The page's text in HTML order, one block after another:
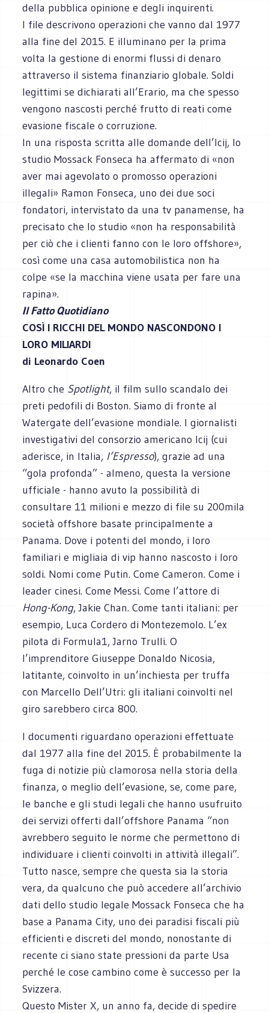
della pubblica opinione e degli inquirenti.
I file descrivono operazioni che vanno dal 1977
alla fine del 2015. E illuminano per la prima
volta la gestione di enormi flussi di denaro
attraverso il sistema finanziario globale. Soldi
legittimi se dichiarati all’Erario, ma che spesso
vengono nascosti perché frutto di reati come
evasione fiscale o corruzione.
In una risposta scritta alle domande dell’Icij, lo
studio Mossack Fonseca ha affermato di «non
aver mai agevolato o promosso operazioni
illegali» Ramon Fonseca, uno dei due soci
fondatori, intervistato da una tv panamense, ha
precisato che lo studio «non ha responsabilità
per ciò che i clienti fanno con le loro offshore»,
così come una casa automobilistica non ha
colpe «se la macchina viene usata per fare una
rapina».
Il Fatto Quotidiano
COSÌ I RICCHI DEL MONDO NASCONDONO I
LORO MILIARDI
di Leonardo Coen
Altro che Spotlight, il film sullo scandalo dei
preti pedofili di Boston. Siamo di fronte al
Watergate dell’evasione mondiale. I giornalisti
investigativi del consorzio americano Icij (cui
aderisce, in Italia, l’Espresso), grazie ad una
“gola profonda” - almeno, questa la versione
ufficiale - hanno avuto la possibilità di
consultare 11 milioni e mezzo di file su 200mila
società offshore basate principalmente a
Panama. Dove i potenti del mondo, i loro
familiari e migliaia di vip hanno nascosto i loro
soldi. Nomi come Putin. Come Cameron. Come i
leader cinesi. Come Messi. Come l’attore di
Hong-Kong, Jakie Chan. Come tanti italiani: per
esempio, Luca Cordero di Montezemolo. L’ex
pilota di Formula1, Jarno Trulli. O
l’imprenditore Giuseppe Donaldo Nicosia,
latitante, coinvolto in un’inchiesta per truffa
con Marcello Dell’Utri: gli italiani coinvolti nel
giro sarebbero circa 800.
I documenti riguardano operazioni effettuate
dal 1977 alla fine del 2015. È probabilmente la
fuga di notizie più clamorosa nella storia della
finanza, o meglio dell’evasione, se, come pare,
le banche e gli studi legali che hanno usufruito
dei servizi offerti dall’offshore Panama “non
avrebbero seguito le norme che permettono di
individuare i clienti coinvolti in attività illegali”.
Tutto nasce, sempre che questa sia la storia
vera, da qualcuno che può accedere all’archivio
dati dello studio legale Mossack Fonseca che ha
base a Panama City, uno dei paradisi fiscali più
efficienti e discreti del mondo, nonostante di
recente ci siano state pressioni da parte Usa
perché le cose cambino come è successo per la
Svizzera.
Questo Mister X, un anno fa, decide di spedire